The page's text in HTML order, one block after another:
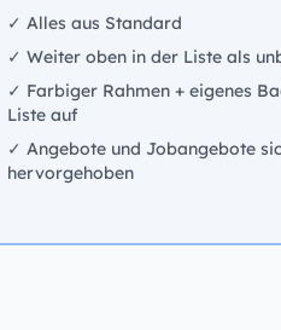
✓ Alles aus Standard
✓ Weiter oben in der Liste als
✓ Farbiger Rahmen + eigenes
Liste auf
✓ Angebote und Jobangebote
hervorgehoben